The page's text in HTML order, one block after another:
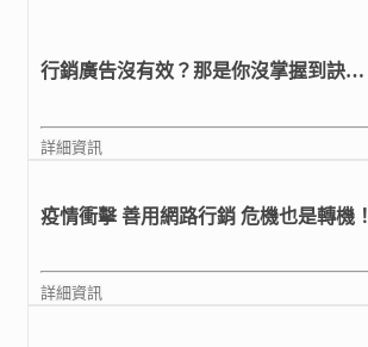
行銷廣告沒有效？那是你沒掌握到訣
詳細資訊
疫情衝擊 善用網路行銷 危機也是轉機！
詳細資訊